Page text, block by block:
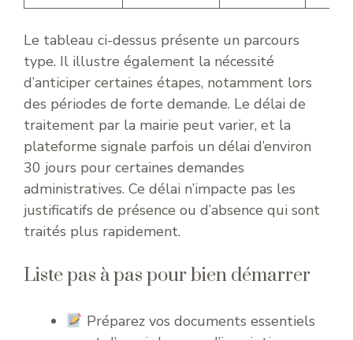
Le tableau ci-dessus présente un parcours
type. Il illustre également la nécessité
d’anticiper certaines étapes, notamment lors
des périodes de forte demande. Le délai de
traitement par la mairie peut varier, et la
plateforme signale parfois un délai d’environ
30 jours pour certaines demandes
administratives. Ce délai n’impacte pas les
justificatifs de présence ou d’absence qui sont
traités plus rapidement.
Liste pas à pas pour bien démarrer
Préparez vos documents essentiels